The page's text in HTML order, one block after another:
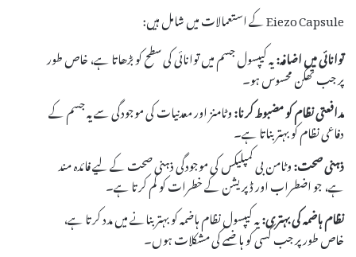
Eiezo Capsule کے استعمالات میں شامل ہیں:
توانائی میں اضافہ:یہ کیپسول جسم میں توانائی کی سطح کو بڑھاتا ہے، خاص طور
پر جب تھکن محسوس ہو۔
مدافعتی نظام کو مضبوط کرنا:وٹامنز اور معدنیات کی موجودگی سے یہ جسم کے
دفاعی نظام کو بہتر بناتا ہے۔
ذہنی صحت:وٹامن بی کمپلیکس کی موجودگی ذہنی صحت کے لیے فائدہ مند
ہے، جو اضطراب اور ڈپریشن کے خطرات کو کم کرتا ہے۔
نظام ہاضمہ کی بہتری:یہ کیپسول نظام ہاضمہ کو بہتر بنانے میں مدد کرتا ہے،
خاص طور پر جب کسی کو ہاضمے کی مشکلات ہوں۔